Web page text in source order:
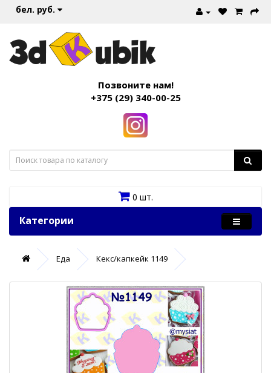
бел. руб.
Позвоните нам!
+375 (29) 340-00-25
0 шт.
Категории
Еда Кекс/капкейк 1149